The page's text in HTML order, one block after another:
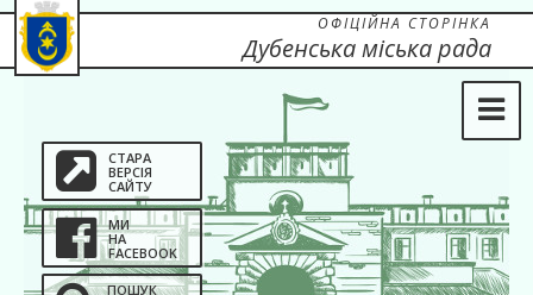
СТАРА
ВЕРСІЯ
САЙТУ
МИ
НА
FACEBOOK
ПОШУК
ОФІЦІЙНА СТОРІНКА
Дубенська міська рада